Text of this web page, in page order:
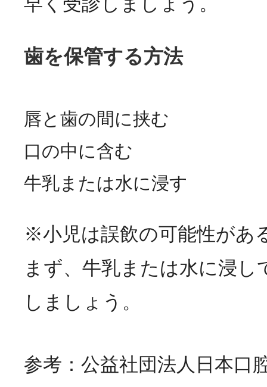
歯を保管する方法
唇と歯の間に挟む
口の中に含む
牛乳または水に浸す
※小児は誤飲の可能性があ
まず、牛乳または水に浸し
しましょう。
参考：公益社団法人日本